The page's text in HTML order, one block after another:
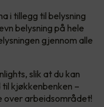
i tillegg til belysning
belysning på hele
gjennom alle
slik at du kan
kjøkkenbenken –
over arbeidsområdet!